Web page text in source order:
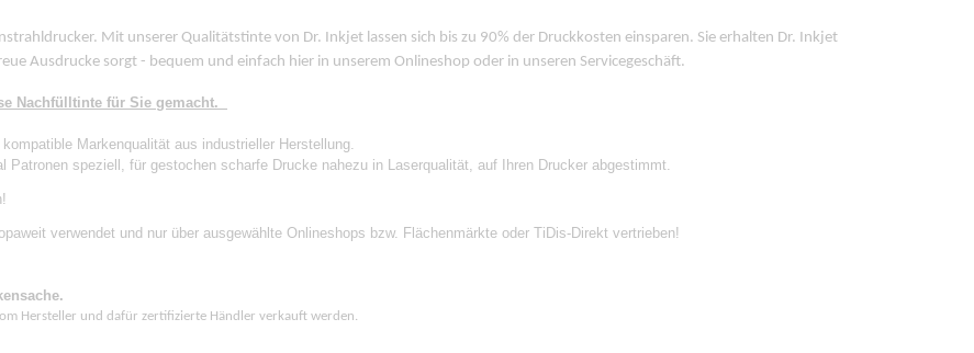
Mit unserer Qualitätstinte von Dr. Inkjet lassen sich bis zu 90% der Druckkosten einsparen. Sie erhalten Dr. Inkjet
Ausdrucke sorgt - bequem und einfach hier in unserem Onlineshop oder in unseren Servicegeschäft.
Nachfülltinte für Sie gemacht.
Markenqualität aus industrieller Herstellung.
Patronen speziell, für gestochen scharfe Drucke nahezu in Laserqualität, auf Ihren Drucker abgestimmt.
verwendet und nur über ausgewählte Onlineshops bzw. Flächenmärkte oder TiDis-Direkt vertrieben!
Hersteller und dafür zertifizierte Händler verkauft werden.